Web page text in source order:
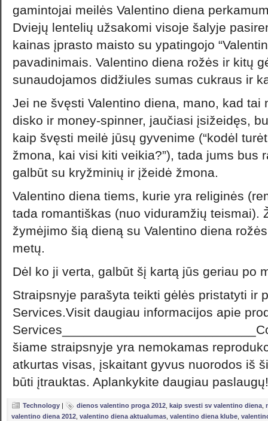
gamintojai meilės Valentino diena
Dviejų lentelių užsakomi visoje šalyje
kainas įprasto maisto su ypatingojo
pavadinimais. Valentino diena rožės ir kitų
sunaudojamos didžiules sumas cukraus ir
Jei ne švęsti Valentino diena, mano, kad tai
disko ir money-spinner, jaučiasi įsižeidęs,
kaip švęsti meilė jūsų gyvenime (“kodėl
žmona, kai visi kiti veikia?”), tada jums
galbūt su kryžminių ir įžeidė žmona.
Valentino diena tiems, kurie yra religinės
tada romantiškas (nuo viduramžių teismai).
žymėjimo šią dieną su Valentino diena
metų.
Dėl ko ji verta, galbūt šį kartą jūs geriau po
Straipsnyje parašyta teikti gėlės pristatyti ir
Services.Visit daugiau informacijos apie
šiame straipsnyje yra nemokamas
atkurtas visas, įskaitant gyvus nuorodos iš
būti įtrauktas. Aplankykite daugiau paslaugų!
Technology | dienos valentino proga 2012 kaip svesti sv valentino diena
valentino diena 2012 valentino diena aktualumas valentino diena klube